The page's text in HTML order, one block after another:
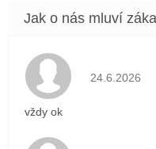
Hodnocení
24.6.2026
vždy ok